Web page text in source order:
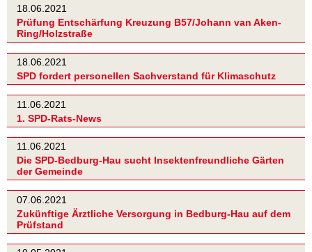
18.06.2021
Prüfung Entschärfung Kreuzung B57/Johann van Aken-
Ring/Holzstraße
18.06.2021
SPD fordert personellen Sachverstand für Klimaschutz
11.06.2021
1. SPD-Rats-News
11.06.2021
Die SPD-Bedburg-Hau sucht Insektenfreundliche Gärten
der Gemeinde
07.06.2021
Zukünftige Ärztliche Versorgung in Bedburg-Hau auf dem
Prüfstand